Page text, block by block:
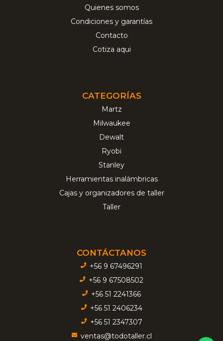
Quienes somos
Condiciones y garantías
Contacto
Cotiza aqui
CATEGORÍAS
Martz
Milwaukee
Dewalt
Ryobi
Stanley
Herramientas inalámbricas
Cajas y organizadores de taller
Taller
CONTÁCTANOS
+56 9 67496291
+56 9 67508502
+56 51 2241366
+56 51 2406234
+56 51 2347307
ventas@todotaller.cl